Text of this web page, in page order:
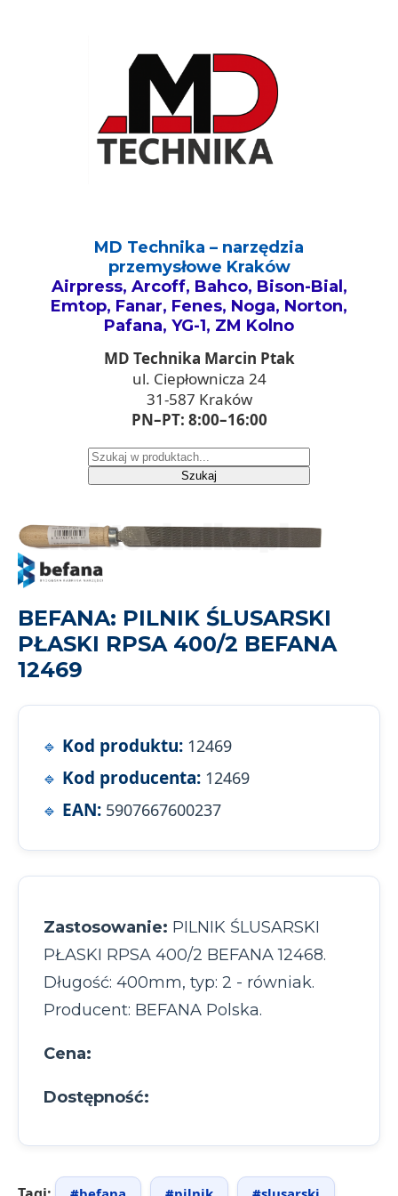
MD Technika – narzędzia
przemysłowe Kraków
Airpress, Arcoff, Bahco, Bison-Bial,
Emtop, Fanar, Fenes, Noga, Norton,
Pafana, YG-1, ZM Kolno
MD Technika Marcin Ptak
ul. Ciepłownicza 24
31-587 Kraków
PN–PT: 8:00–16:00
Szukaj
BEFANA: PILNIK ŚLUSARSKI
PŁASKI RPSA 400/2 BEFANA
12469
Kod produktu: 12469
Kod producenta: 12469
EAN: 5907667600237
Zastosowanie: PILNIK ŚLUSARSKI
PŁASKI RPSA 400/2 BEFANA 12468.
Długość: 400mm, typ: 2 - równiak.
Producent: BEFANA Polska.
Cena:
Dostępność: